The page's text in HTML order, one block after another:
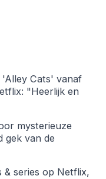
'Alley Cats' vanaf
"Heerlijk en
mysterieuze
gek van de
& series op Netflix,